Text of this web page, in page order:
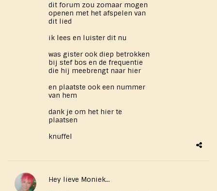
dit forum zou zomaar mogen
openen met het afspelen van
dit lied
ik lees en luister dit nu
was gister ook diep betrokken
bij stef bos en de frequentie
die hij meebrengt naar hier
en plaatste ook een nummer
van hem
dank je om het hier te
plaatsen
knuffel
Hey lieve Moniek...